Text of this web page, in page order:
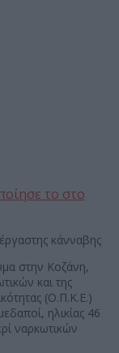
το στο
κάνναβης
στην Κοζάνη,
και της
(Ο.Π.Κ.Ε.)
ηλικίας 46
ναρκωτικών